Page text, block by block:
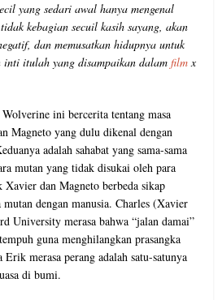
yang sedari awal hanya mengenal
kebagian secuil kasih sayang, akan
dan memusatkan hidupnya untuk
inti itulah yang disampaikan dalamfilmx
ini bercerita tentang masa
Magneto yang dulu dikenal dengan
adalah sahabat yang sama-sama
mutan yang tidak disukai oleh para
Xavier dan Magneto berbeda sikap
dengan manusia. Charles (Xavier
University merasa bahwa “jalan damai”
guna menghilangkan prasangka
merasa perang adalah satu-satunya
di bumi.